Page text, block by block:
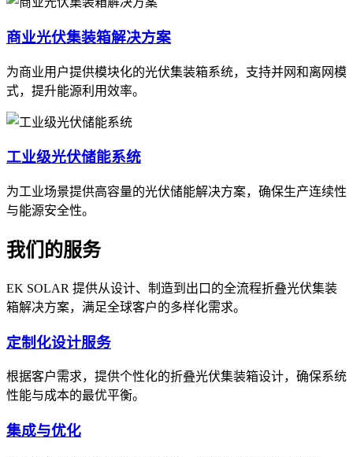
商业光伏集装箱解决方案
为商业用户提供模块化的光伏集装箱系统，支持并网和离网模
式，提升能源利用效率。
工业级光伏储能系统
为工业场景提供高容量的光伏储能解决方案，确保生产连续性
与能源安全性。
我们的服务
EK SOLAR 提供从设计、制造到出口的全流程折叠光伏集装
箱解决方案，满足全球客户的多样化需求。
定制化设计服务
根据客户需求，提供个性化的折叠光伏集装箱设计，确保系统
性能与成本的最优平衡。
集成与优化